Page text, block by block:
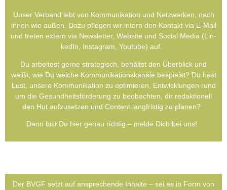
Unser Ver­band lebt von Kom­mu­ni­ka­ti­on und Netz­wer­ken, nach
innen wie außen. Dazu pfle­gen wir intern den Kon­takt via E‑Mail
und tre­ten extern via News­let­ter, Web­site und Social Media (Lin­
ke­dIn, Insta­gram, You­tube) auf.
Du arbei­test ger­ne stra­te­gisch, behältst den Über­blick und
weißt, wie Du wel­che Kom­mu­ni­ka­ti­ons­ka­nä­le bespielst? Du hast
Lust, unse­re Kom­mu­ni­ka­ti­on zu opti­mie­ren, Ent­wick­lun­gen rund
um die Gesund­heits­förderung zu beob­ach­ten, dir redak­tio­nell
den Hut auf­zu­set­zen und Con­tent lang­fris­tig zu pla­nen?
Dann bist Du hier genau rich­tig – mel­de Dich bei uns!
Der BVGF setzt auf anspre­chen­de Inhal­te – sei es in Form von